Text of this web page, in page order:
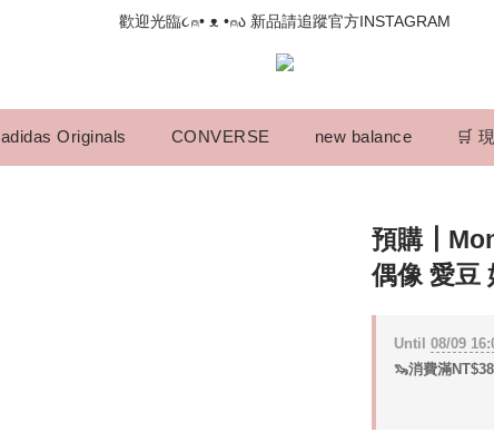
📣如果遇到結帳沒有反應，請另開瀏覽器 (不要直接從ig連結網站
歡迎光臨૮⍝• ᴥ •⍝ა 新品請追蹤官方INSTAGRAM
📣如果遇到結帳沒有反應，請另開瀏覽器 (不要直接從ig連結網站
adidas Originals CONVERSE new balance 🛒
預購
偶像 愛豆
Until 08/09
🦦消費滿